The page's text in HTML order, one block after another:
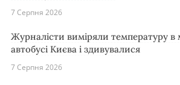
7 Серпня 2026
Журналісти виміряли температуру в
автобусі Києва і здивувалися
7 Серпня 2026